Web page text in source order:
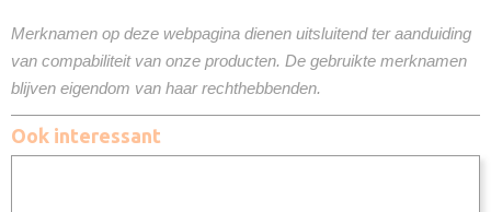
Merknamen op deze webpagina dienen uitsluitend ter aanduiding
van compabiliteit van onze producten. De gebruikte merknamen
blijven eigendom van haar rechthebbenden.
Ook interessant